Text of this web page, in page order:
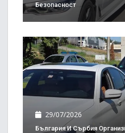
Безопасност
29/07/2026
България И Сърбия